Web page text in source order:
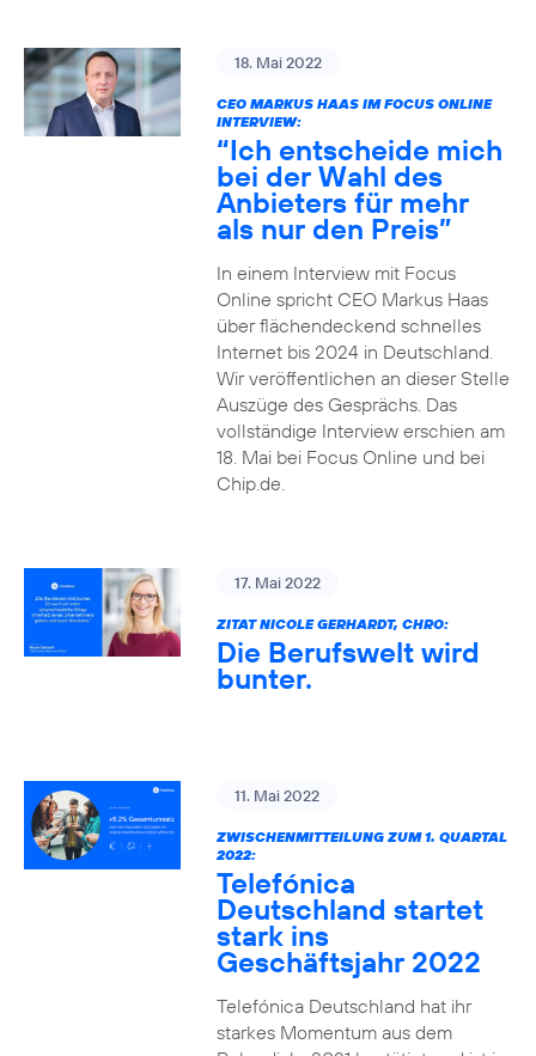
18. Mai 2022
CEO MARKUS HAAS IM FOCUS ONLINE
INTERVIEW:
“Ich entscheide mich
bei der Wahl des
Anbieters für mehr
als nur den Preis”
In einem Interview mit Focus
Online spricht CEO Markus Haas
über flächendeckend schnelles
Internet bis 2024 in Deutschland.
Wir veröffentlichen an dieser Stelle
Auszüge des Gesprächs. Das
vollständige Interview erschien am
18. Mai bei Focus Online und bei
Chip.de.
17. Mai 2022
ZITAT NICOLE GERHARDT, CHRO:
Die Berufswelt wird
bunter.
11. Mai 2022
ZWISCHENMITTEILUNG ZUM 1. QUARTAL
2022:
Telefónica
Deutschland startet
stark ins
Geschäftsjahr 2022
Telefónica Deutschland hat ihr
starkes Momentum aus dem